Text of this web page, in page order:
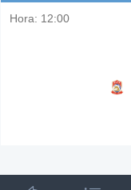
Hora: 12:00